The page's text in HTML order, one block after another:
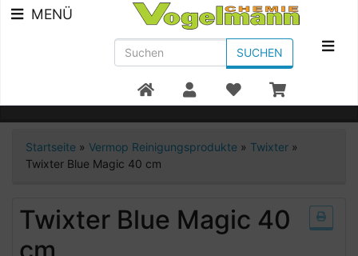
Beratung +49 7951/91300
MENÜ
SUCHEN
Startseite » Vermop Reinigungsprodukte » Twixter »
Twixter Blue Magic 40 cm
Twixter Blue Magic 40